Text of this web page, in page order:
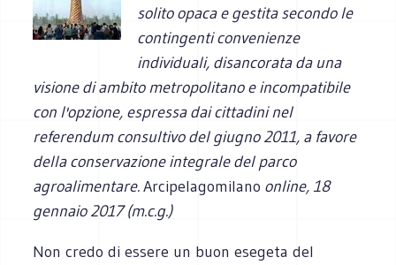
solito opaca e gestita secondo le
contingenti convenienze
individuali, disancorata da una
visione di ambito metropolitano e incompatibile
con l'opzione, espressa dai cittadini nel
referendum consultivo del giugno 2011, a favore
della conservazione integrale del parco
agroalimentare.Arcipelagomilano online, 18
gennaio 2017 (m.c.g.)
Non credo di essere un buon esegeta del